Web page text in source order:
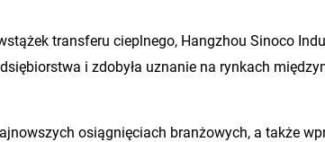
transferu cieplnego, Hangzhou Sinoco
i zdobyła uznanie na rynkach
osiągnięciach branżowych, a także